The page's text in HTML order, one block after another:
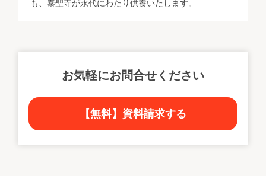
も、泰聖寺が永代にわたり供養いたします。
お気軽にお問合せください
【無料】資料請求する